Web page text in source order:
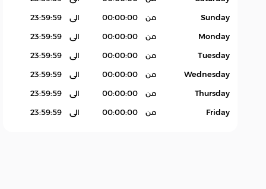
Sunday من 00:00:00 الى 23:59:59
Monday من 00:00:00 الى 23:59:59
Tuesday من 00:00:00 الى 23:59:59
Wednesday من 00:00:00 الى 23:59:59
Thursday من 00:00:00 الى 23:59:59
Friday من 00:00:00 الى 23:59:59